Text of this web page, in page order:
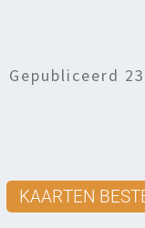
Gepubliceerd